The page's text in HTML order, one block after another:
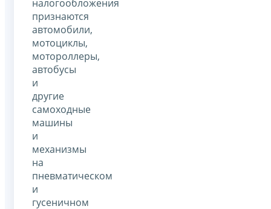
налогообложения
признаются
автомобили,
мотоциклы,
мотороллеры,
автобусы
и
другие
самоходные
машины
и
механизмы
на
пневматическом
и
гусеничном